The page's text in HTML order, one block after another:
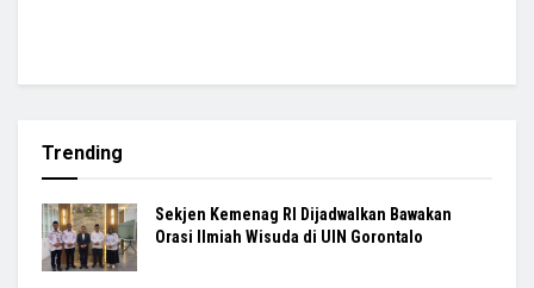
Trending
Sekjen Kemenag RI Dijadwalkan Bawakan
Orasi Ilmiah Wisuda di UIN Gorontalo